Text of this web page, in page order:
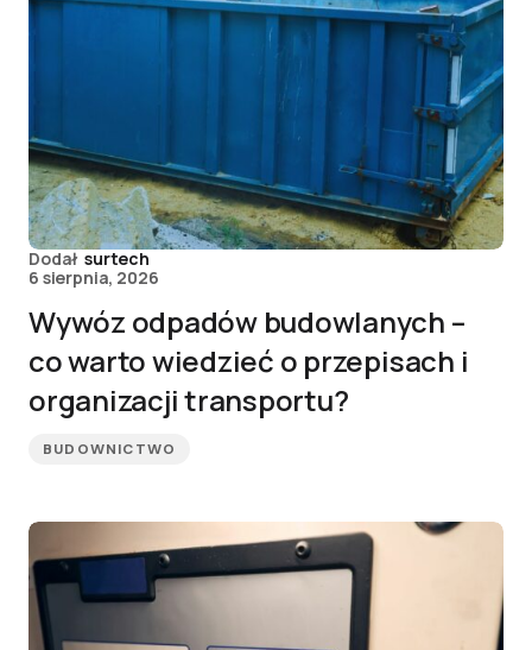
Dodał surtech
6 sierpnia, 2026
Wywóz odpadów budowlanych –
co warto wiedzieć o przepisach i
organizacji transportu?
BUDOWNICTWO